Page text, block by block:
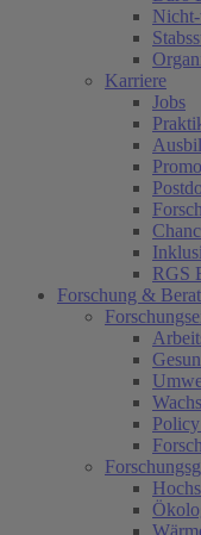
Karriere
Jobs
RGS
Forschung &